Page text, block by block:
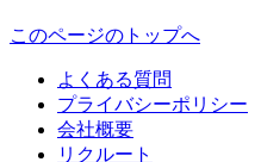
このページのトップへ
よくある質問
プライバシーポリシー
会社概要
リクルート